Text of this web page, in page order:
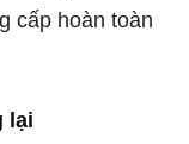
cấp hoàn toàn
lại